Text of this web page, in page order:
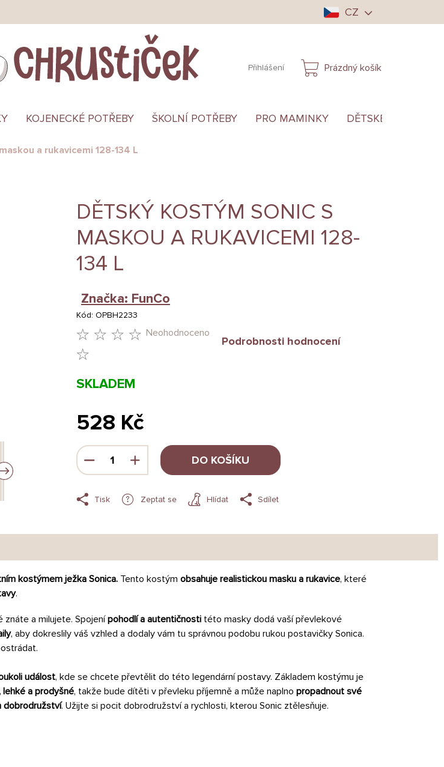
CZ
Přihlášení
NÁKUPNÍ
Prázdný košík
KOJENECKÉ POTŘEBY ŠKOLNÍ POTŘEBY PRO MAMINKY DĚTSKÉ OBLEČENÍ
a rukavicemi 128-134 L
DĚTSKÝ KOSTÝM SONIC S
MASKOU A RUKAVICEMI 128-
134 L
HODNOCENÍ
JE
0,0
5
HVĚZDIČEK.
Neohodnoceno
Podrobnosti hodnocení
Kód: OPBH2233
Značka: FunCo
SKLADEM
528 Kč
Měrná
cena:
DO KOŠÍKU
Tisk Zeptat se Hlídat Sdílet
kostýmem ježka Sonica. Tento kostým obsahuje realistickou masku a rukavice, které
.
znáte a milujete. Spojenípohodlí a autentičnosti této masky dodá vaší převlekové
, aby dokreslily váš vzhled a dodaly vám tu správnou podobu rukou postavičky Sonica.
událost, kde se chcete převtělit do této legendární postavy. Základem kostýmu je
lehké a prodyšné, takže bude dítěti v převleku příjemně a může naplno propadnout své
dobrodružství. Užijte si pocit dobrodružství a rychlosti, kterou Sonic ztělesňuje.